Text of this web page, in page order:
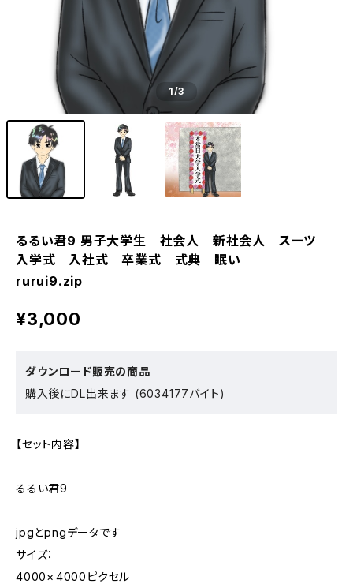
1/3
るるい君9 男子大学生 社会人 新社会人 スーツ
入学式 入社式 卒業式 式典 眠い
rurui9.zip
¥3,000
ダウンロード販売の商品
購入後にDL出来ます (6034177バイト)
【セット内容】
るるい君9
jpgとpngデータです
サイズ：
4000× 4000ピクセル